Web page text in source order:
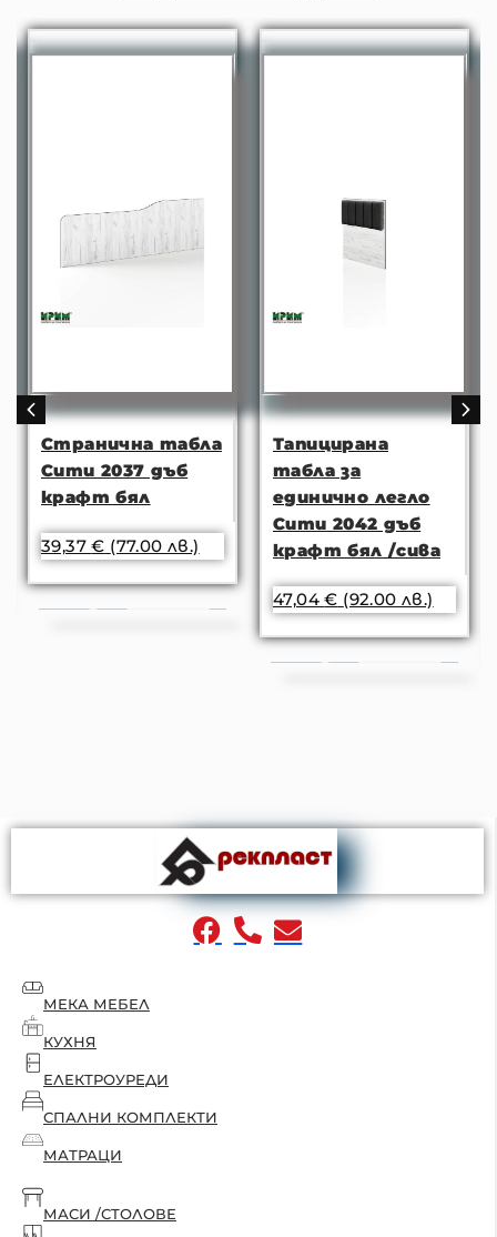
Странична табла
Сити 2037 дъб
крафт бял
39,37€ (77.00 лв.)
Тапицирана
табла за
единично легло
Сити 2042 дъб
крафт бял /сива
47,04€ (92.00 лв.)
МЕКА МЕБЕЛ
КУХНЯ
ЕЛЕКТРОУРЕДИ
СПАЛНИ КОМПЛЕКТИ
МАТРАЦИ
МАСИ /СТОЛОВЕ